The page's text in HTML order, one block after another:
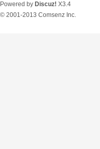
Powered by Discuz! X3.4
© 2001-2013 Comsenz Inc.